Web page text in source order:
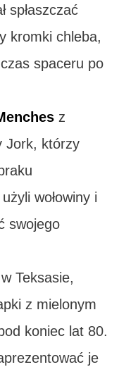
spłaszczać
kromki chleba,
spaceru po
z
Jork, którzy
wołowiny i
swojego
Teksasie,
z mielonym
koniec lat 80.
je